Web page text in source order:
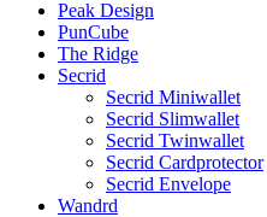
Peak Design
PunCube
The Ridge
Secrid
Secrid Miniwallet
Secrid Slimwallet
Secrid Twinwallet
Secrid Cardprotector
Secrid Envelope
Wandrd